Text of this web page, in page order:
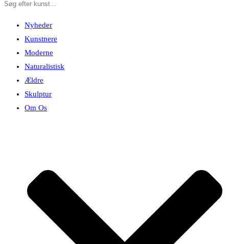
Nyheder
Kunstnere
Moderne
Naturalistisk
Ældre
Skulptur
Om Os